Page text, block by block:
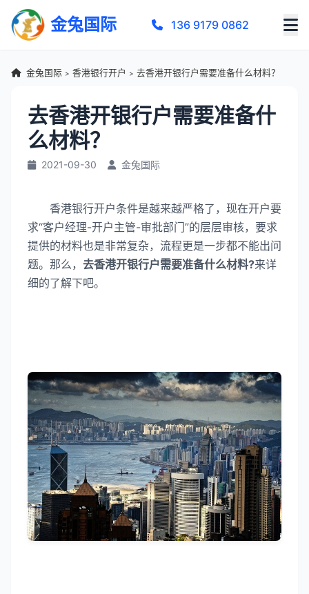
金兔国际 136 9179 0862
金兔国际 > 香港银行开户 > 去香港开银行户需要准备什么材料？
去香港开银行户需要准备什
么材料？
2021-09-30 金兔国际
香港银行开户条件是越来越严格了，现在开户要
求“客户经理-开户主管-审批部门”的层层审核，要求
提供的材料也是非常复杂，流程更是一步都不能出问
题。那么， 去香港开银行户需要准备什么材料?来详
细的了解下吧。